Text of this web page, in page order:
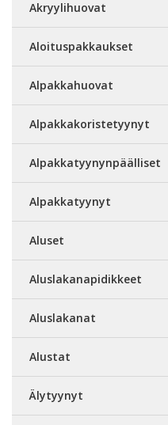
Akryylihuovat
Aloituspakkaukset
Alpakkahuovat
Alpakkakoristetyynyt
Alpakkatyynynpäälliset
Alpakkatyynyt
Aluset
Aluslakanapidikkeet
Aluslakanat
Alustat
Älytyynyt